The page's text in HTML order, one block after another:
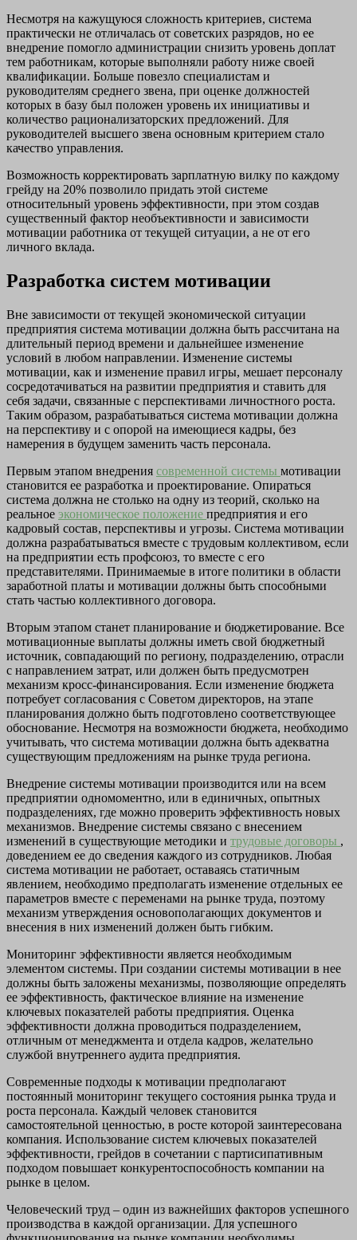
Несмотря на кажущуюся сложность критериев, система
практически не отличалась от советских разрядов, но ее
внедрение помогло администрации снизить уровень доплат
тем работникам, которые выполняли работу ниже своей
квалификации. Больше повезло специалистам и
руководителям среднего звена, при оценке должностей
которых в базу был положен уровень их инициативы и
количество рационализаторских предложений. Для
руководителей высшего звена основным критерием стало
качество управления.
Возможность корректировать зарплатную вилку по каждому
грейду на 20% позволило придать этой системе
относительный уровень эффективности, при этом создав
существенный фактор необъективности и зависимости
мотивации работника от текущей ситуации, а не от его
личного вклада.
Разработка систем мотивации
Вне зависимости от текущей экономической ситуации
предприятия система мотивации должна быть рассчитана на
длительный период времени и дальнейшее изменение
условий в любом направлении. Изменение системы
мотивации, как и изменение правил игры, мешает персоналу
сосредотачиваться на развитии предприятия и ставить для
себя задачи, связанные с перспективами личностного роста.
Таким образом, разрабатываться система мотивации должна
на перспективу и с опорой на имеющиеся кадры, без
намерения в будущем заменить часть персонала.
Первым этапом внедрения современной системы мотивации
становится ее разработка и проектирование. Опираться
система должна не столько на одну из теорий, сколько на
реальное экономическое положение предприятия и его
кадровый состав, перспективы и угрозы. Система мотивации
должна разрабатываться вместе с трудовым коллективом, если
на предприятии есть профсоюз, то вместе с его
представителями. Принимаемые в итоге политики в области
заработной платы и мотивации должны быть способными
стать частью коллективного договора.
Вторым этапом станет планирование и бюджетирование. Все
мотивационные выплаты должны иметь свой бюджетный
источник, совпадающий по региону, подразделению, отрасли
с направлением затрат, или должен быть предусмотрен
механизм кросс-финансирования. Если изменение бюджета
потребует согласования с Советом директоров, на этапе
планирования должно быть подготовлено соответствующее
обоснование. Несмотря на возможности бюджета, необходимо
учитывать, что система мотивации должна быть адекватна
существующим предложениям на рынке труда региона.
Внедрение системы мотивации производится или на всем
предприятии одномоментно, или в единичных, опытных
подразделениях, где можно проверить эффективность новых
механизмов. Внедрение системы связано с внесением
изменений в существующие методики и трудовые договоры ,
доведением ее до сведения каждого из сотрудников. Любая
система мотивации не работает, оставаясь статичным
явлением, необходимо предполагать изменение отдельных ее
параметров вместе с переменами на рынке труда, поэтому
механизм утверждения основополагающих документов и
внесения в них изменений должен быть гибким.
Мониторинг эффективности является необходимым
элементом системы. При создании системы мотивации в нее
должны быть заложены механизмы, позволяющие определять
ее эффективность, фактическое влияние на изменение
ключевых показателей работы предприятия. Оценка
эффективности должна проводиться подразделением,
отличным от менеджмента и отдела кадров, желательно
службой внутреннего аудита предприятия.
Современные подходы к мотивации предполагают
постоянный мониторинг текущего состояния рынка труда и
роста персонала. Каждый человек становится
самостоятельной ценностью, в росте которой заинтересована
компания. Использование систем ключевых показателей
эффективности, грейдов в сочетании с партисипативным
подходом повышает конкурентоспособность компании на
рынке в целом.
Человеческий труд – один из важнейших факторов успешного
производства в каждой организации. Для успешного